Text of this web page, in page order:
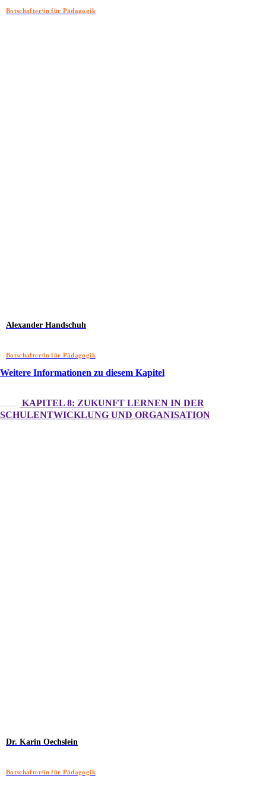
Botschafter/in für Pädagogik
Alexander Handschuh
Botschafter/in für Pädagogik
Weitere Informationen zu diesem Kapitel
KAPITEL 8: ZUKUNFT LERNEN IN DER
SCHULENTWICKLUNG UND ORGANISATION
Dr. Karin Oechslein
Botschafter/in für Pädagogik